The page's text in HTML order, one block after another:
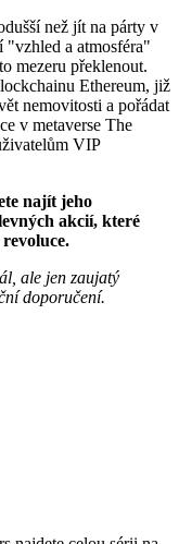
než jít na párty v
"vzhled a atmosféra"
mezeru překlenout.
Ethereum, již
nemovitosti a pořádat
v metaverse The
VIP
najít jeho
akcií, které
ale jen zaujatý
doporučení.